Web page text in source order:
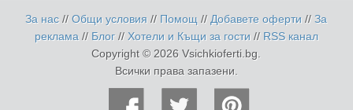
За нас //Общи условия // Помощ // Добавете оферти//За
реклама // Блог // Хотели и Къщи за гости // RSS канал
Copyright © 2026 Vsichkioferti.bg.
Всички права запазени.